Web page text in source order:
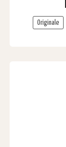
Originale